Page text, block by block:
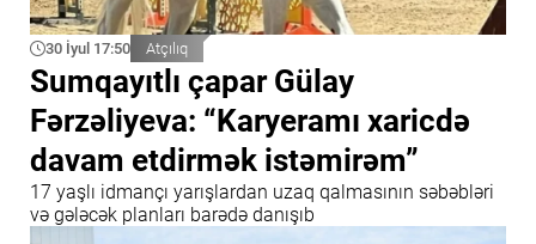
30 İyul 17:50 Atçılıq
Sumqayıtlı çapar Gülay
Fərzəliyeva: “Karyeramı xaricdə
davam etdirmək istəmirəm”
17 yaşlı idmançı yarışlardan uzaq qalmasının səbəbləri
və gələcək planları barədə danışıb